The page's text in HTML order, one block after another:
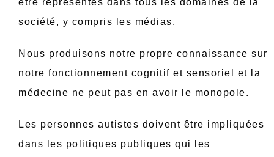
société, y compris les médias.
Nous produisons notre propre connaissance sur
notre fonctionnement cognitif et sensoriel et la
médecine ne peut pas en avoir le monopole.
Les personnes autistes doivent être impliquées
dans les politiques publiques qui les